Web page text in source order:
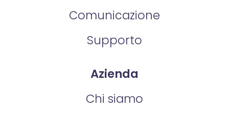
Comunicazione
Supporto
Azienda
Chi siamo